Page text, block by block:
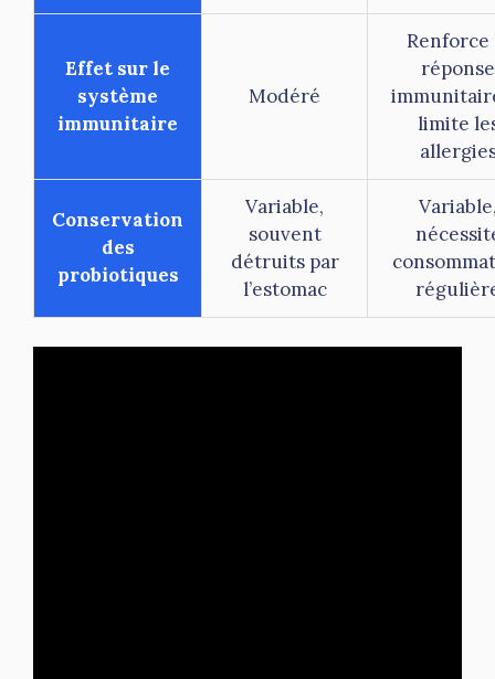
Effet sur le
système
immunitaire
Modéré
Renforce
réponse
limite
Conservation
des
probiotiques
Variable,
souvent
détruits par
l’estomac